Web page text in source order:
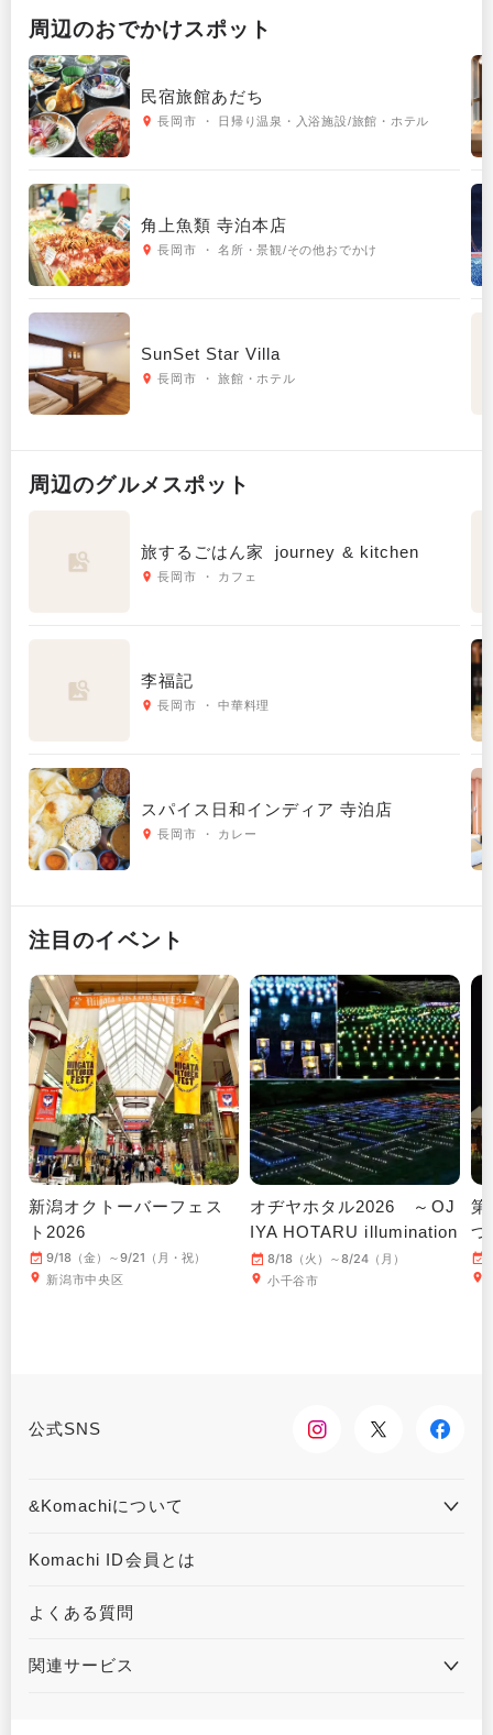
周辺のおでかけスポット
民宿旅館あだち
長岡市 ・ 日帰り温泉・入浴施設/旅館・ホテル
角上魚類 寺泊本店
長岡市 ・ 名所・景観/その他おでかけ
SunSet Star Villa
長岡市 ・ 旅館・ホテル
周辺のグルメスポット
旅するごはん家 journey & kitchen
長岡市 ・ カフェ
李福記
長岡市 ・ 中華料理
スパイス日和インディア 寺泊店
長岡市 ・ カレー
注目のイベント
新潟オクトーバーフェス
ト2026
9/18（金）～9/21（月・祝）
新潟市中央区
オヂヤホタル2026 ～OJ
IYA HOTARU illumination
～ 8/18（火）～8/24（月）
小千谷市
第
つ
公式SNS
&Komachiについて
&Komachiとは
Komachi ID会員とは
よくある質問
関連サービス